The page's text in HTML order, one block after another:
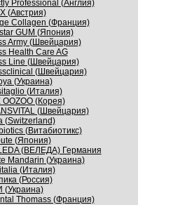
Professional (Англия)
(Австрия)
Collagen (Франция)
GUM (Япония)
Army (Швейцария)
Health Care AG
Line (Швейцария)
(Швейцария)
(Украина)
(Италия)
OOZOO (Корея)
(Швейцария)
(Switzerland)
(Витабиотикс)
(Япония)
(ВЕЛЕДА) Германия
Mandarin (Украина)
(Италия)
(Россия)
Thomass (Франция)